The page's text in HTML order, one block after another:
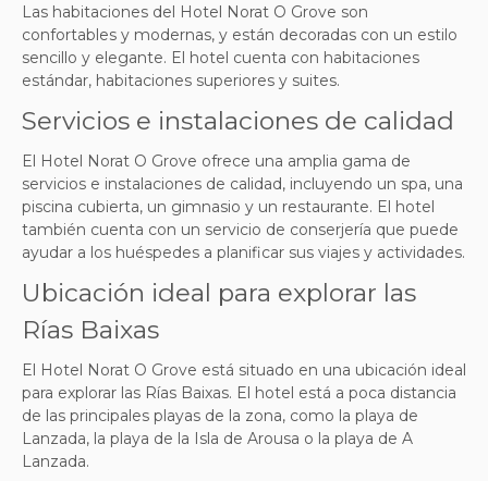
Las habitaciones del Hotel Norat O Grove son
confortables y modernas, y están decoradas con un estilo
sencillo y elegante. El hotel cuenta con habitaciones
estándar, habitaciones superiores y suites.
Servicios e instalaciones de calidad
El Hotel Norat O Grove ofrece una amplia gama de
servicios e instalaciones de calidad, incluyendo un spa, una
piscina cubierta, un gimnasio y un restaurante. El hotel
también cuenta con un servicio de conserjería que puede
ayudar a los huéspedes a planificar sus viajes y actividades.
Ubicación ideal para explorar las
Rías Baixas
El Hotel Norat O Grove está situado en una ubicación ideal
para explorar las Rías Baixas. El hotel está a poca distancia
de las principales playas de la zona, como la playa de
Lanzada, la playa de la Isla de Arousa o la playa de A
Lanzada.